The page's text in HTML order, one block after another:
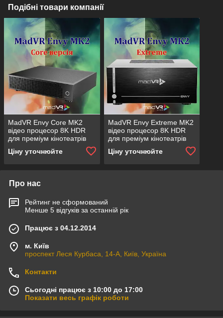
Подібні товари компанії
MadVR Envy Core MK2
відео процесор 8K HDR
для преміум кінотеатрів
Ціну уточнюйте
MadVR Envy Extreme MK2
відео процесор 8K HDR
для преміум кінотеатрів
Ціну уточнюйте
Про нас
Рейтинг не сформований
Менше 5 відгуків за останній рік
Працює з 04.12.2014
м. Київ
проспект Леся Курбаса, 14-А, Київ, Україна
Контакти
Сьогодні працює з 10:00 до 17:00
Показати весь графік роботи